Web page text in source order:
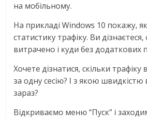
на мобільному.
На прикладі Windows 10 покажу,
статистику трафіку. Ви дізнаєтеся,
витрачено і куди без додаткових
Хочете дізнатися, скільки
за одну сесію? І з якою швидкістю
зараз?
Відкриваємо меню “Пуск” і